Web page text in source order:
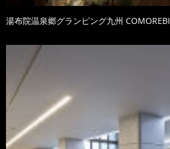
湯布院温泉郷グランピング九州 COMOREBI